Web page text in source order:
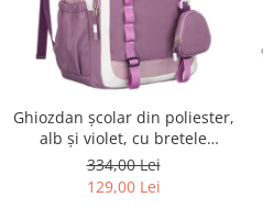
Ghiozdan școlar din poliester,
alb și violet, cu bretele
reglabile - Peterson PTR-PTN
8603-1303 PURPLE
334,00 Lei
129,00 Lei